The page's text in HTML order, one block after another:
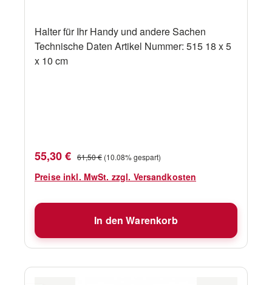
Halter für Ihr Handy und andere Sachen
Technische Daten Artikel Nummer: 515 18 x 5
x 10 cm
Verkaufspreis:
55,30 € Regulärer Preis:
61,50 € (10.08% gespart)
Preise inkl. MwSt. zzgl. Versandkosten
In den Warenkorb